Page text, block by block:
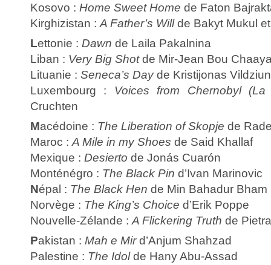
Kosovo : Home Sweet Home de Faton
Kirghizistan : A Father’s Willde Bakyt Mukul
Lettonie : Dawn de Laila Pakalnina
Liban : Very Big Shotde Mir-Jean Bou
Lituanie : Seneca’s Dayde Kristijonas
Luxembourg : Voices from Chernobyl
Cruchten
Macédoine : The Liberation of Skopje de
Maroc : A Mile in my Shoes de Said Khallaf
Mexique : Desierto de Jonás Cuarón
Monténégro : The Black Pin d’Ivan Marinovic
Népal : The Black Hen de Min Bahadur Bham
Norvège : The King’s Choice d’Erik Poppe
Nouvelle-Zélande : A Flickering Truth de
Pakistan : Mah e Mird’Anjum Shahzad
Palestine : The Idolde Hany Abu-Assad